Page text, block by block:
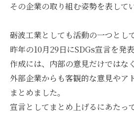
その企業の取り組む姿勢を表して
砺波工業としても活動の一つとし
昨年の10月29日にSDGs宣言を発
作成には、内部の意見だけではなく
外部企業からも客観的な意見やア
まとめました。
宣言としてまとめ上げるにあたっ